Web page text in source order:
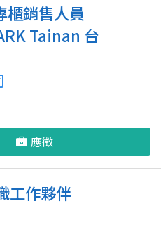
櫃銷售人員
Tainan 台
應徵
工作夥伴